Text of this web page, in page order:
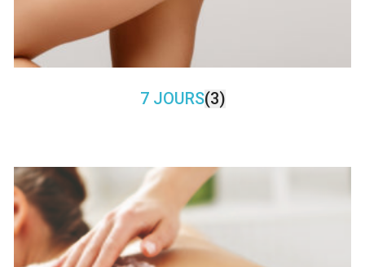
7 JOURS(3)